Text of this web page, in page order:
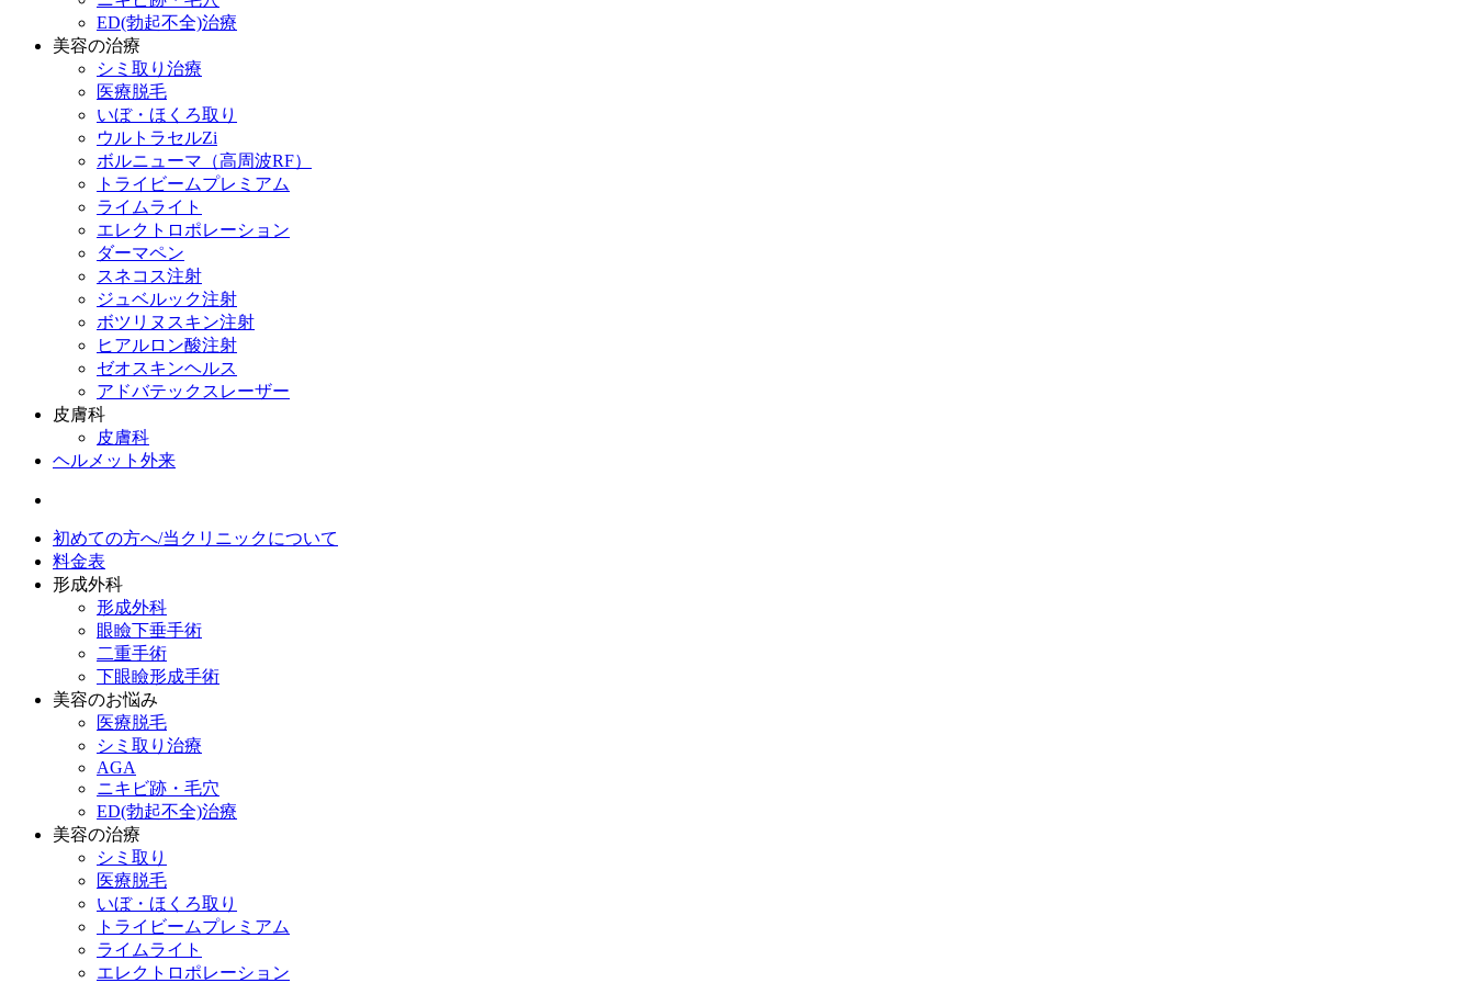
ED(勃起不全)治療
美容の治療
シミ取り治療
医療脱毛
いぼ・ほくろ取り
ウルトラセルZi
ボルニューマ（高周波RF）
トライビームプレミアム
ライムライト
エレクトロポレーション
ダーマペン
スネコス注射
ジュベルック注射
ボツリヌスキン注射
ヒアルロン酸注射
ゼオスキンヘルス
アドバテックスレーザー
皮膚科
皮膚科
ヘルメット外来
初めての方へ/当クリニックについて
料金表
形成外科
形成外科
眼瞼下垂手術
二重手術
下眼瞼形成手術
美容のお悩み
医療脱毛
シミ取り治療
AGA
ニキビ跡・毛穴
ED(勃起不全)治療
美容の治療
シミ取り
医療脱毛
いぼ・ほくろ取り
トライビームプレミアム
ライムライト
エレクトロポレーション